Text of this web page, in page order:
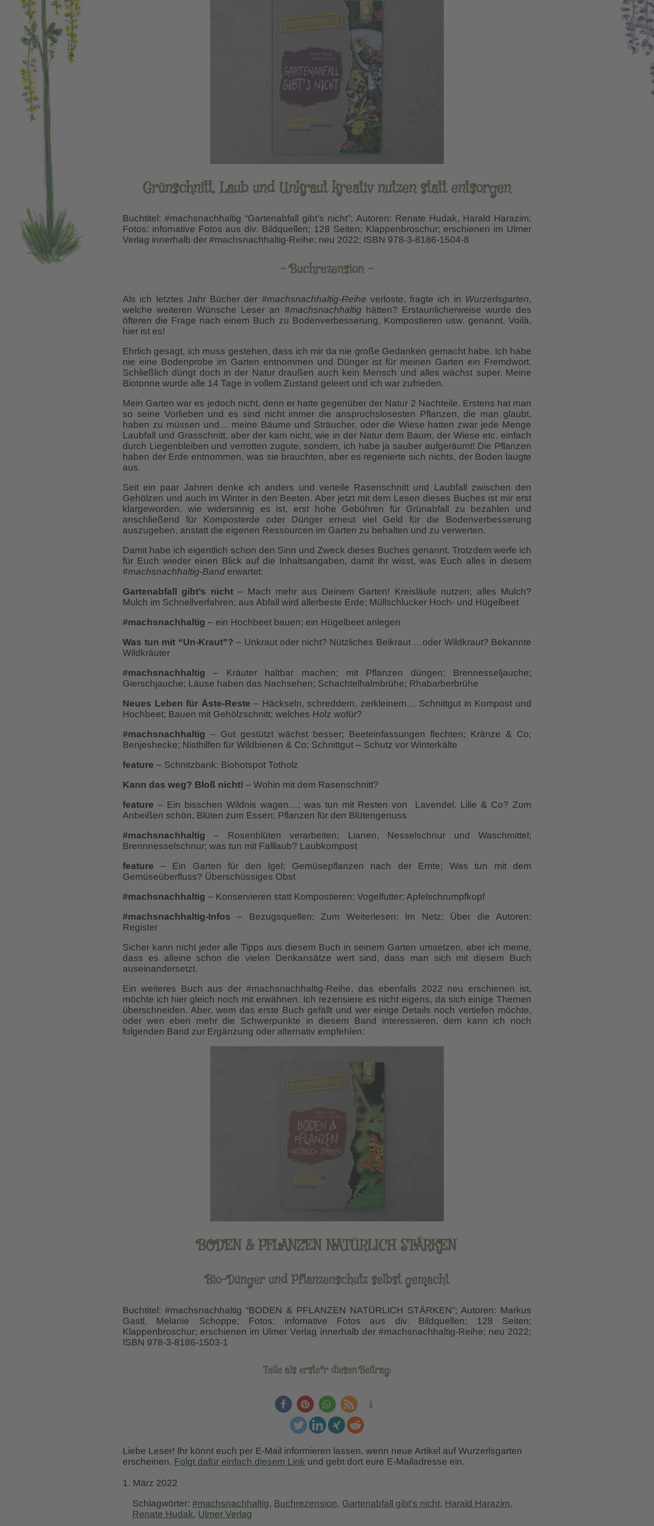
Grünschnitt, Laub und Unkraut kreativ nutzen statt entsorgen
Buchtitel: #machsnachhaltig “Gartenabfall gibt’s nicht”; Autoren: Renate Hudak, Harald Harazim;
Fotos: infomative Fotos aus div. Bildquellen; 128 Seiten; Klappenbroschur; erschienen im Ulmer
Verlag innerhalb der #machsnachhaltig-Reihe; neu 2022; ISBN 978-3-8186-1504-8
– Buchrezension –
Als ich letztes Jahr Bücher der #machsnachhaltig-Reihe verloste, fragte ich in Wurzerlsgarten,
welche weiteren Wünsche Leser an #machsnachhaltig hätten? Erstaunlicherweise wurde des
öfteren die Frage nach einem Buch zu Bodenverbesserung, Kompostieren usw. genannt. Voilà,
hier ist es!
Ehrlich gesagt, ich muss gestehen, dass ich mir da nie große Gedanken gemacht habe. Ich habe
nie eine Bodenprobe im Garten entnommen und Dünger ist für meinen Garten ein Fremdwort.
Schließlich düngt doch in der Natur draußen auch kein Mensch und alles wächst super. Meine
Biotonne wurde alle 14 Tage in vollem Zustand geleert und ich war zufrieden.
Mein Garten war es jedoch nicht, denn er hatte gegenüber der Natur 2 Nachteile. Erstens hat man
so seine Vorlieben und es sind nicht immer die anspruchslosesten Pflanzen, die man glaubt,
haben zu müssen und… meine Bäume und Sträucher, oder die Wiese hatten zwar jede Menge
Laubfall und Grasschnitt, aber der kam nicht, wie in der Natur dem Baum, der Wiese etc. einfach
durch Liegenbleiben und verrotten zugute, sondern, ich habe ja sauber aufgeräumt! Die Pflanzen
haben der Erde entnommen, was sie brauchten, aber es regenierte sich nichts, der Boden laugte
aus.
Seit ein paar Jahren denke ich anders und verteile Rasenschnitt und Laubfall zwischen den
Gehölzen und auch im Winter in den Beeten. Aber jetzt mit dem Lesen dieses Buches ist mir erst
klargeworden, wie widersinnig es ist, erst hohe Gebühren für Grünabfall zu bezahlen und
anschließend für Komposterde oder Dünger erneut viel Geld für die Bodenverbesserung
auszugeben, anstatt die eigenen Ressourcen im Garten zu behalten und zu verwerten.
Damit habe ich eigentlich schon den Sinn und Zweck dieses Buches genannt. Trotzdem werfe ich
für Euch wieder einen Blick auf die Inhaltsangaben, damit Ihr wisst, was Euch alles in diesem
#machsnachhaltig-Band erwartet:
Gartenabfall gibt’s nicht– Mach mehr aus Deinem Garten! Kreisläufe nutzen; alles Mulch?
Mulch im Schnellverfahren; aus Abfall wird allerbeste Erde; Müllschlucker Hoch- und Hügelbeet
#machsnachhaltig – ein Hochbeet bauen; ein Hügelbeet anlegen
Was tun mit “Un-Kraut”? – Unkraut oder nicht? Nützliches Beikraut …oder Wildkraut? Bekannte
Wildkräuter
#machsnachhaltig – Kräuter haltbar machen; mit Pflanzen düngen; Brennesseljauche;
Gierschjauche; Läuse haben das Nachsehen; Schachtelhalmbrühe; Rhabarberbrühe
Neues Leben für Äste-Reste – Häckseln, schreddern, zerkleinern… Schnittgut in Kompost und
Hochbeet; Bauen mit Gehölzschnitt; welches Holz wofür?
#machsnachhaltig – Gut gestützt wächst besser; Beeteinfassungen flechten; Kränze & Co;
Benjeshecke; Nisthilfen für Wildbienen & Co; Schnittgut – Schutz vor Winterkälte
feature – Schnitzbank; Biohotspot Totholz
Kann das weg? Bloß nicht! – Wohin mit dem Rasenschnitt?
feature – Ein bisschen Wildnis wagen…; was tun mit Resten von Lavendel, Lilie & Co? Zum
Anbeißen schön, Blüten zum Essen; Pflanzen für den Blütengenuss
#machsnachhaltig – Rosenblüten verarbeiten; Lianen, Nesselschnur und Waschmittel;
Brennnesselschnur; was tun mit Falllaub? Laubkompost
feature – Ein Garten für den Igel; Gemüsepflanzen nach der Ernte; Was tun mit dem
Gemüseüberfluss? Überschüssiges Obst
#machsnachhaltig – Konservieren statt Kompostieren; Vogelfutter; Apfelschrumpfkopf
#machsnachhaltig-Infos – Bezugsquellen; Zum Weiterlesen; Im Netz; Über die Autoren;
Register
Sicher kann nicht jeder alle Tipps aus diesem Buch in seinem Garten umsetzen, aber ich meine,
dass es alleine schon die vielen Denkansätze wert sind, dass man sich mit diesem Buch
auseinandersetzt.
Ein weiteres Buch aus der #machsnachhaltig-Reihe, das ebenfalls 2022 neu erschienen ist,
möchte ich hier gleich noch mit erwähnen. Ich rezensiere es nicht eigens, da sich einige Themen
überschneiden. Aber, wem das erste Buch gefällt und wer einige Details noch vertiefen möchte,
oder wen eben mehr die Schwerpunkte in diesem Band interessieren, dem kann ich noch
folgenden Band zur Ergänzung oder alternativ empfehlen:
BODEN & PFLANZEN NATÜRLICH STÄRKEN
Bio-Dünger und Pflanzenschutz selbst gemacht
Buchtitel: #machsnachhaltig “BODEN & PFLANZEN NATÜRLICH STÄRKEN”; Autoren: Markus
Gastl, Melanie Schoppe; Fotos: infomative Fotos aus div. Bildquellen; 128 Seiten;
Klappenbroschur; erschienen im Ulmer Verlag innerhalb der #machsnachhaltig-Reihe; neu 2022;
ISBN 978-3-8186-1503-1
Teile als erste*r diesen Beitrag:
Liebe Leser! Ihr könnt euch per E-Mail informieren lassen, wenn neue Artikel auf Wurzerlsgarten
erscheinen. Folgt dafür einfach diesem Link und gebt dort eure E-Mailadresse ein.
1. März 2022
Schlagwörter: #machsnachhaltig, Buchrezension, Gartenabfall gibt's nicht, Harald Harazim,
Renate Hudak, Ulmer Verlag